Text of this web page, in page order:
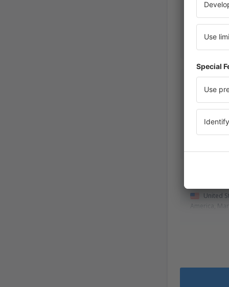
America,
United
America,
United
America,